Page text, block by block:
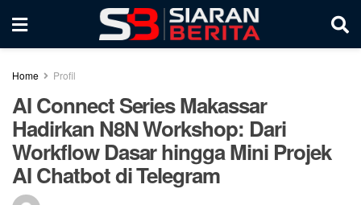
Home Profil
AI Connect Series Makassar
Hadirkan N8N Workshop: Dari
Workflow Dasar hingga Mini Projek
AI Chatbot di Telegram